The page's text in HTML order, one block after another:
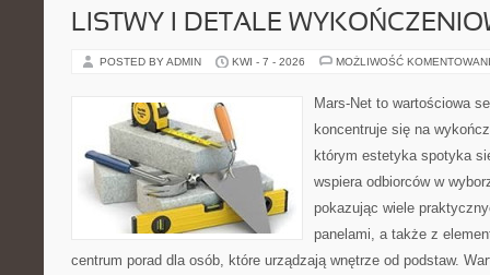
LISTWY I DETALE
POSTED BY ADMIN KWI - 7 - 2026 MOŻLIWOŚĆ
Mars-Net to wartościowa
koncentruje się na
którym estetyka spotyka
wspiera odbiorców w
pokazując wiele
panelami, a także z
centrum porad dla osób, które urządzają wnętrze od podstaw.